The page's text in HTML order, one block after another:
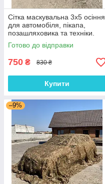
Сітка маскувальна 3х5 осіння
для автомобіля, пікапа,
позашляховика та техніки.
Колір "Осінь №3"
Готово до відправки
750 ₴ 830 ₴
Купити
–9%